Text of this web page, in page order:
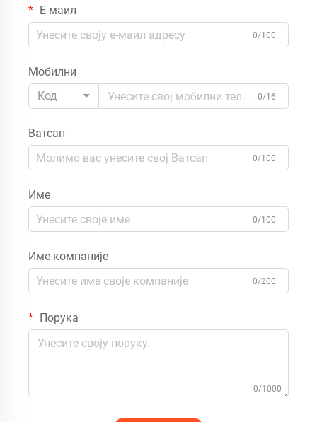
Е-маил
0/100
Мобилни
Код
0/16
Ватсап
0/100
Име
0/100
Име компаније
0/200
Порука
0/1000